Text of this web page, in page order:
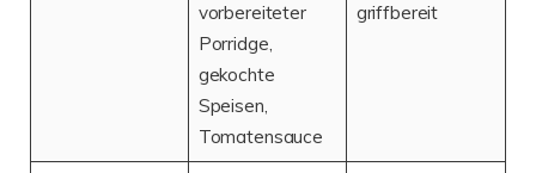
vorbereiteter
Porridge,
gekochte
Speisen,
Tomatensauce
griffbereit